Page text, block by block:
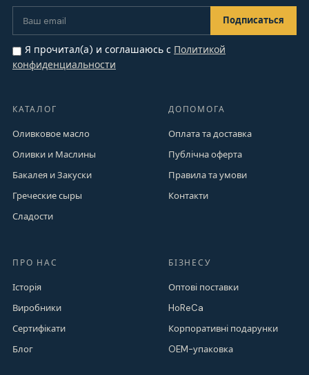
Я прочитал(а) и соглашаюсь с Политикой
конфиденциальности
КАТАЛОГ
Оливковое масло
Оливки и Маслины
Бакалея и Закуски
Греческие сыры
Сладости
ДОПОМОГА
Оплата та доставка
Публічна оферта
Правила та умови
Контакти
ПРО НАС
Історія
Виробники
Сертифікати
Блог
БІЗНЕСУ
Оптові поставки
HoReCa
Корпоративні подарунки
OEM-упаковка